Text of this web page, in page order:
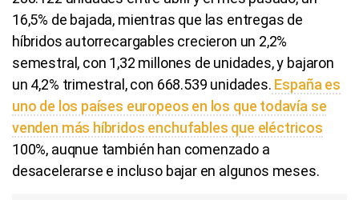
Pasaportes que abren puertas
Los pasaportes más poderosos del mundo, ¿está el tuyo?
¿Sabías que existen?
Estas criaturas existen y parecen sacadas de otro planeta
¿De verdad hacen esto?